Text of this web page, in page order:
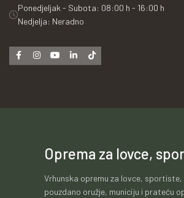
Ponedjeljak - Subota: 08:00 h - 16:00 h
Nedjelja: Neradno
Oprema za lovce,
Vrhunska opremu za lovce,
pouzdano oružje, municiju i prateću